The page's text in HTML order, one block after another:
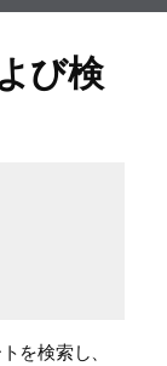
び検
を検索し、